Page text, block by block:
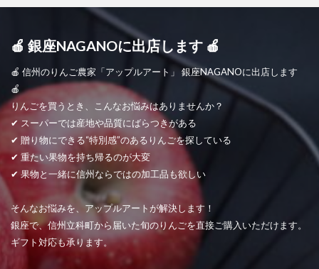
🍎 銀座NAGANOに出店します 🍎
🍎 信州のりんご農家「アップルアート」 銀座NAGANOに出店します
🍎
りんごを買うとき、こんなお悩みはありませんか？
✔ スーパーでは産地や品質にばらつきがある
✔ 贈り物にできる“特別感”のあるりんごを探している
✔ 重たい果物を持ち帰るのが大変
✔ 果物と一緒に信州ならではの加工品も欲しい
そんなお悩みを、アップルアートが解決します！
銀座で、信州立科町から届いた旬のりんごを直接ご購入いただけます。
ギフト対応も承ります。